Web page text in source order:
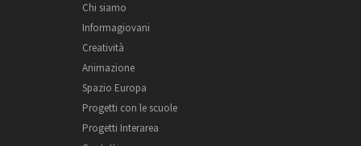
Chi siamo
Informagiovani
Creatività
Animazione
Spazio Europa
Progetti con le scuole
Progetti Interarea